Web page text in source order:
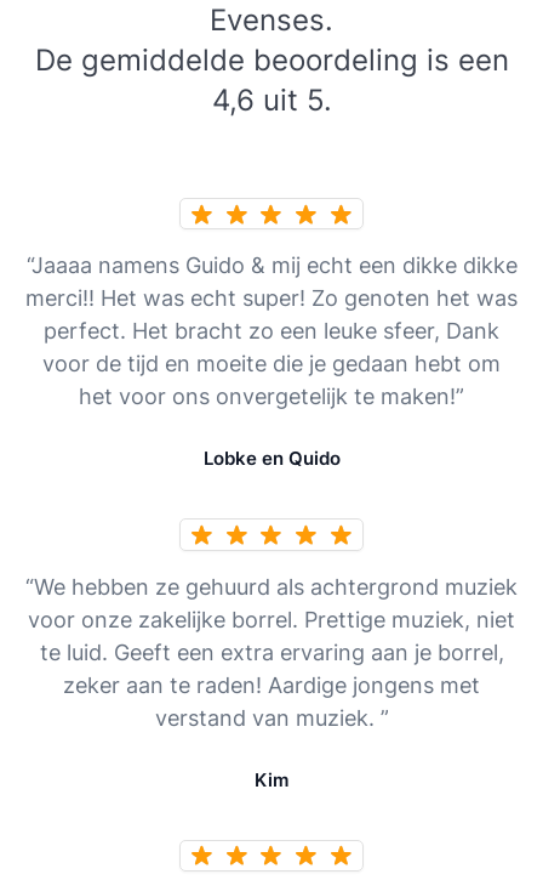
Evenses.
De gemiddelde beoordeling is een
4,6 uit 5.
“Jaaaa namens Guido & mij echt een dikke dikke
merci!! Het was echt super! Zo genoten het was
perfect. Het bracht zo een leuke sfeer, Dank
voor de tijd en moeite die je gedaan hebt om
het voor ons onvergetelijk te maken!”
Lobke en Quido
“We hebben ze gehuurd als achtergrond muziek
voor onze zakelijke borrel. Prettige muziek, niet
te luid. Geeft een extra ervaring aan je borrel,
zeker aan te raden! Aardige jongens met
verstand van muziek. ”
Kim